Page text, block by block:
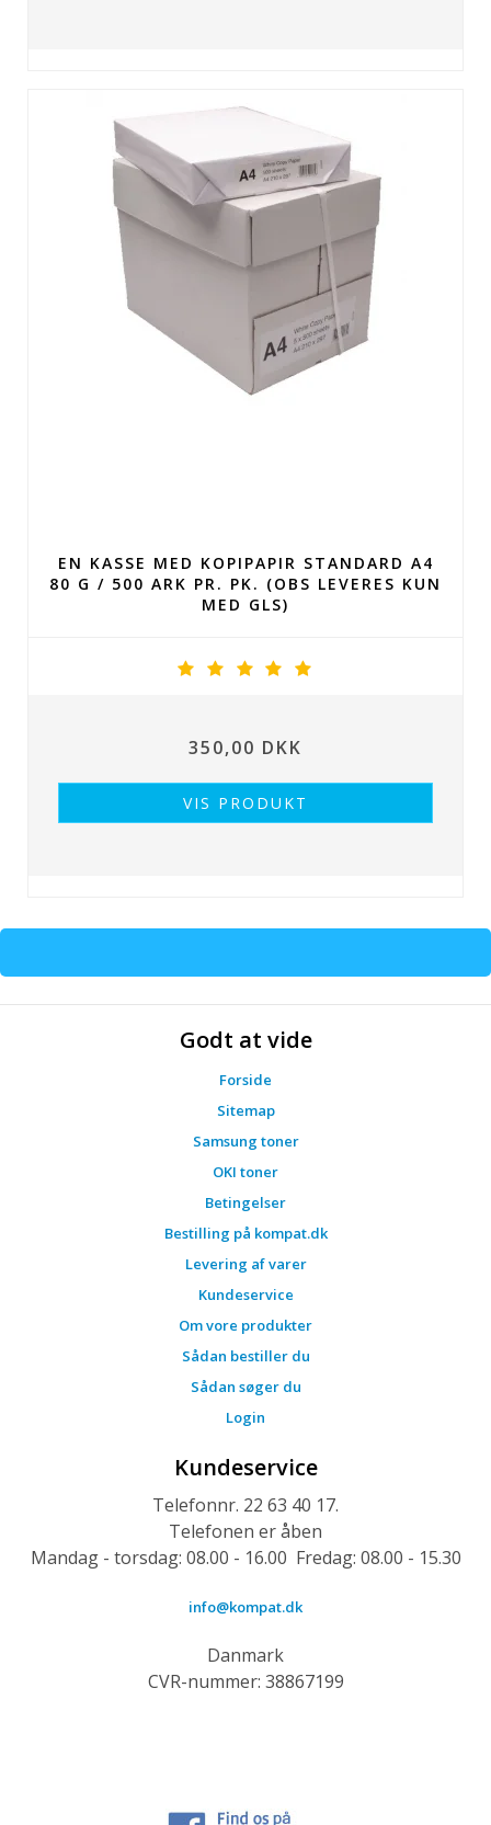
EN KASSE MED KOPIPAPIR STANDARD A4
80 G / 500 ARK PR. PK. (OBS LEVERES KUN
MED GLS)
350,00 DKK
VIS PRODUKT
Godt at vide
Forside
Sitemap
Samsung toner
OKI toner
Betingelser
Bestilling på kompat.dk
Levering af varer
Kundeservice
Om vore produkter
Sådan bestiller du
Sådan søger du
Login
Kundeservice
Telefonnr. 22 63 40 17.
Telefonen er åben
Mandag - torsdag: 08.00 - 16.00 Fredag: 08.00 - 15.30
info@kompat.dk
Danmark
CVR-nummer: 38867199